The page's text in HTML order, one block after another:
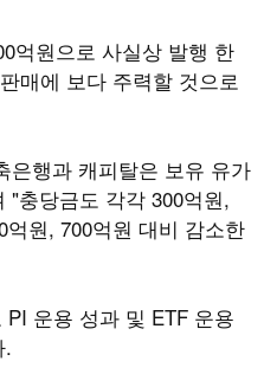
억원으로 사실상 발행 한
매에 보다 주력할 것으로
은행과 캐피탈은 보유 유가
"충당금도 각각 300억원,
원, 700억원 대비 감소한
운용 성과 및 ETF 운용
.